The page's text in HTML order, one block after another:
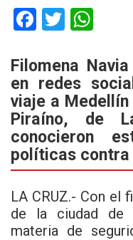
F
ce
b
o
o
k
T
tt
er
at
s
A
p
p
Filomena
en redes
viaje a
Piraíno, de
conocieron
políticas contra
LA CRUZ.- Con el
de la ciudad de
materia de